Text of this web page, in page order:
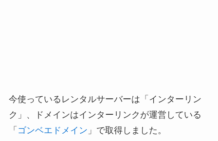
今使っているレンタルサーバーは「インターリン
ク」、ドメインはインターリンクが運営している
「 ゴンベエドメイン 」で取得しました。